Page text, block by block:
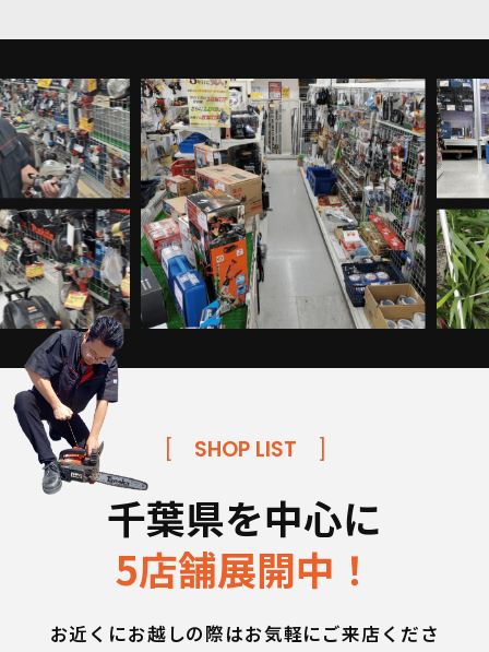
[ SHOP LIST ]
千葉県を中心に
5店舗展開中！
お近くにお越しの際はお気軽にご来店くださ